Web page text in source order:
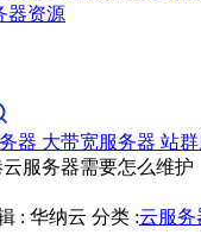
器资源
器 大带宽服务器 站
服务器需要怎么维护
: 华纳云 分类 :云服务